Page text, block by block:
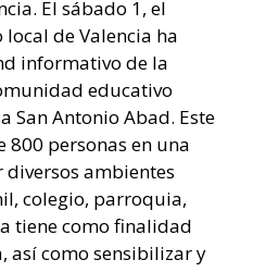
El sábado 1, el
de Valencia ha
informativo de la
educativo
San Antonio Abad. Este
800 personas en una
ambientes
colegio, parroquia,
tiene como finalidad
así como sensibilizar y